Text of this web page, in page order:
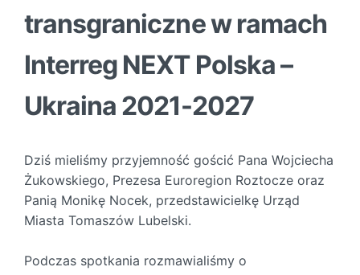
transgraniczne w ramach
Interreg NEXT Polska –
Ukraina 2021-2027
Dziś mieliśmy przyjemność gościć Pana Wojciecha
Żukowskiego, Prezesa Euroregion Roztocze oraz
Panią Monikę Nocek, przedstawicielkę Urząd
Miasta Tomaszów Lubelski.
Podczas spotkania rozmawialiśmy o